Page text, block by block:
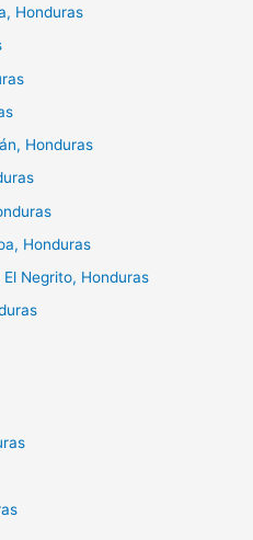
Honduras
Honduras
Honduras
Negrito, Honduras